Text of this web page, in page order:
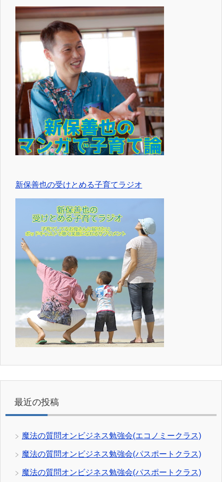
新保善也の受けとめる子育てラジオ
最近の投稿
魔法の質問オンビジネス勉強会(エコノミークラス)
魔法の質問オンビジネス勉強会(パスポートクラス)
魔法の質問オンビジネス勉強会(パスポートクラス)